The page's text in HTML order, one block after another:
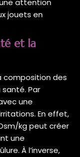
attention
jouets en
et la
composition des
Par
une
En effet,
kg peut créer
une
À l’inverse,